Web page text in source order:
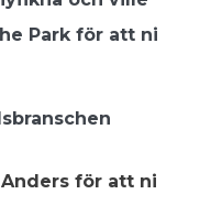
Park för att ni
för att ni